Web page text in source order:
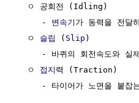
  ㅇ 공회전 (Idling)
     -
변속기 가 동력을 전달
  ㅇ
슬립 ( Slip )
- 바퀴의 회전속도와 실
  ㅇ
접지 력 (Traction)
- 타이어가 노면을 붙잡